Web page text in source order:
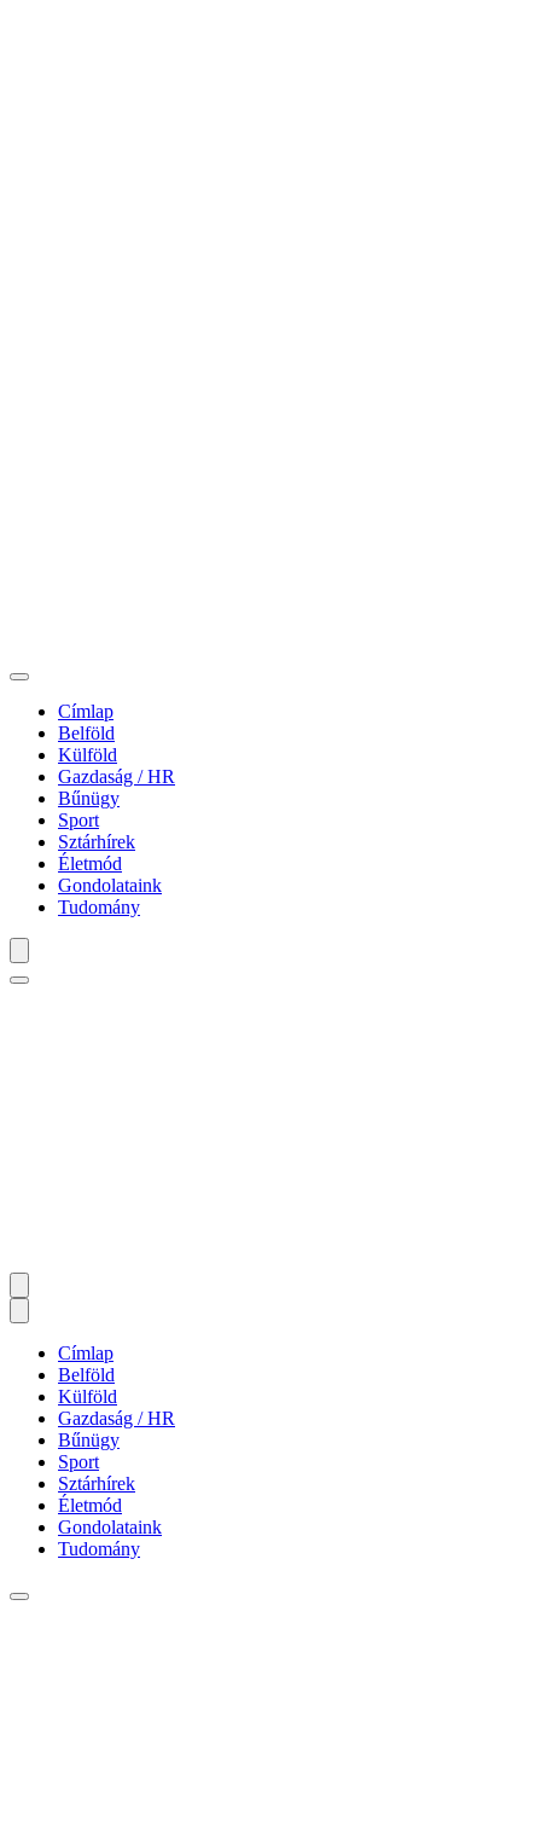
Címlap
Belföld
Külföld
Gazdaság / HR
Bűnügy
Sport
Sztárhírek
Életmód
Gondolataink
Tudomány
Címlap
Belföld
Külföld
Gazdaság / HR
Bűnügy
Sport
Sztárhírek
Életmód
Gondolataink
Tudomány